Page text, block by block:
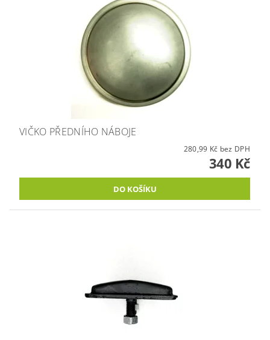
VIČKO PŘEDNÍHO NÁBOJE
280,99 Kč bez DPH
340 Kč